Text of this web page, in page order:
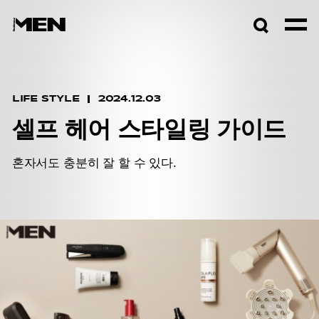
LIFE STYLE 2024.12.03
셀프 헤어 스타일링 가이드
혼자서도 충분히 잘 할 수 있다.